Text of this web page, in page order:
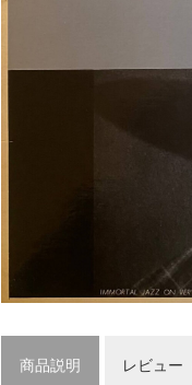
商品説明 レビュー